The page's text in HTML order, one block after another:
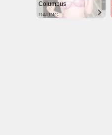
Columbus
DATING